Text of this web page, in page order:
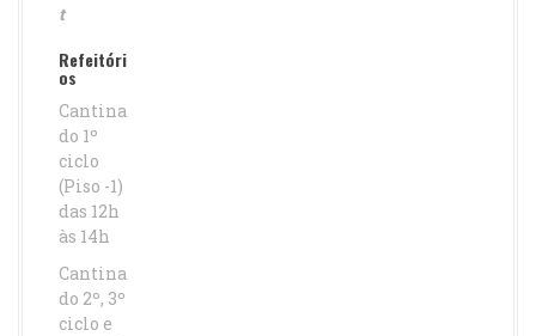
t
Refeitóri
os
Cantina
do 1º
ciclo
(Piso -1)
das 12h
às 14h
Cantina
do 2º, 3º
ciclo e